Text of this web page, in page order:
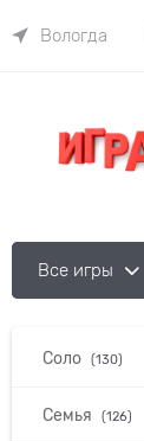
Вологда
Все игры
Соло (130)
Семья (126)